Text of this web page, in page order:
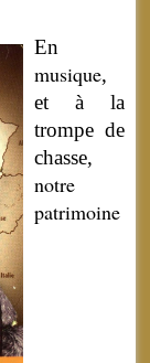
En
musique,
et à la
trompe de
chasse,
notre
patrimoine